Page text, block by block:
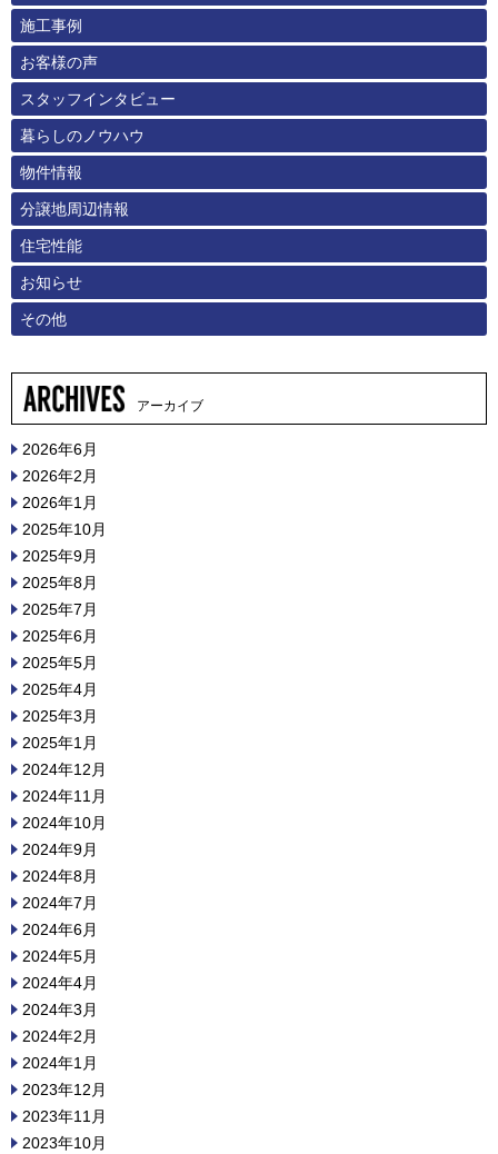
施工事例
お客様の声
スタッフインタビュー
暮らしのノウハウ
物件情報
分譲地周辺情報
住宅性能
お知らせ
その他
アーカイブ
2026年6月
2026年2月
2026年1月
2025年10月
2025年9月
2025年8月
2025年7月
2025年6月
2025年5月
2025年4月
2025年3月
2025年1月
2024年12月
2024年11月
2024年10月
2024年9月
2024年8月
2024年7月
2024年6月
2024年5月
2024年4月
2024年3月
2024年2月
2024年1月
2023年12月
2023年11月
2023年10月